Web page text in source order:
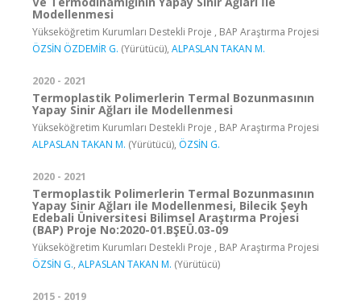
Modellenmesi
Yükseköğretim Kurumları Destekli Proje , BAP Araştırma Projesi
ÖZSİN ÖZDEMİR G. (Yürütücü), ALPASLAN TAKAN M.
2020 - 2021
Termoplastik Polimerlerin Termal Bozunmasının
Yapay Sinir Ağları ile Modellenmesi
Yükseköğretim Kurumları Destekli Proje , BAP Araştırma Projesi
ALPASLAN TAKAN M. (Yürütücü), ÖZSİN G.
2020 - 2021
Termoplastik Polimerlerin Termal Bozunmasının
Yapay Sinir Ağları ile Modellenmesi, Bilecik Şeyh
Edebali Üniversitesi Bilimsel Araştırma Projesi
(BAP) Proje No:2020-01.BŞEÜ.03-09
Yükseköğretim Kurumları Destekli Proje , BAP Araştırma Projesi
ÖZSİN G., ALPASLAN TAKAN M. (Yürütücü)
2015 - 2019